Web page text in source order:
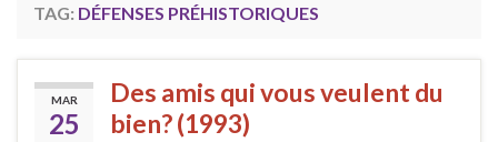
TAG: DÉFENSES PRÉHISTORIQUES
MAR
25
Des amis qui vous veulent du
bien? (1993)